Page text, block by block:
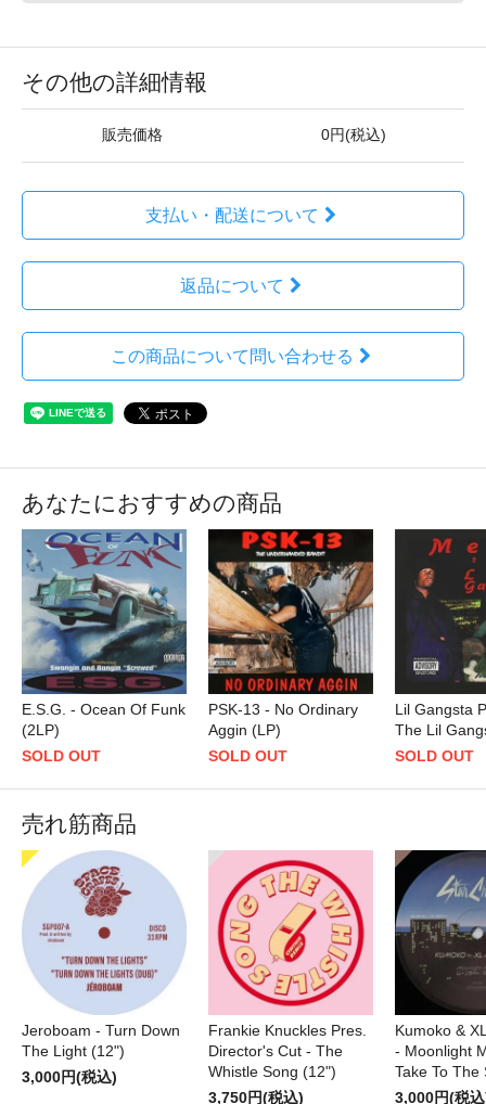
その他の詳細情報
販売価格 0円(税込)
支払い・配送について
返品について
この商品について問い合わせる
あなたにおすすめの商品
E.S.G. - Ocean Of Funk
(2LP)
SOLD OUT
PSK-13 - No Ordinary
Aggin (LP)
SOLD OUT
Lil Gangsta
The Lil
SOLD OUT
売れ筋商品
Jeroboam - Turn Down
The Light (12")
3,000円(税込)
Frankie Knuckles Pres.
Director's Cut - The
Whistle Song (12")
3,750円(税込)
Kumoko &
- Moonlight
Take To The
3,000円(税